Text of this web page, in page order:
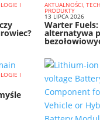
I AKTUALNOŚCI,
PRODUKTY
13 LIPCA 2026
Warter
alternatywa
I